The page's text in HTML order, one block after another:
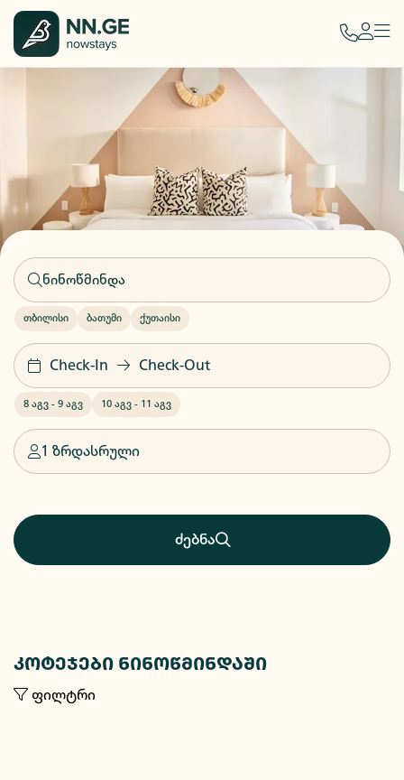
თბილისი ბათუმი ქუთაისი
Check-In Check-Out
8 აგვ - 9 აგვ 10 აგვ - 11 აგვ
1 ზრდასრული
ძებნა
კოტეჯები ნინოწმინდაში
ფილტრი